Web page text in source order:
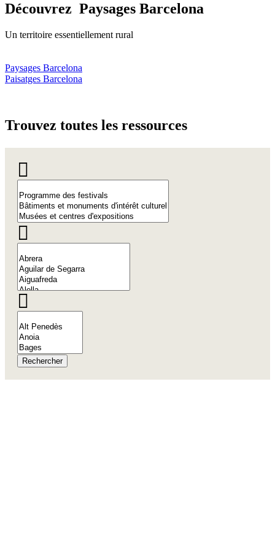
Découvrez Paysages Barcelona
Un territoire essentiellement rural
Paysages Barcelona
Paisatges Barcelona
Trouvez toutes les ressources
Rechercher